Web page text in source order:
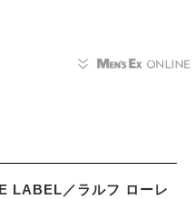
LABEL／ラルフ ローレ